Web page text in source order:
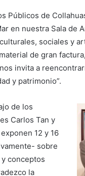
Públicos de
en nuestra Sala de
sociales y
de gran
invita a
y patrimonio”.
de los
Carlos Tan y
12 y 16
sobre
conceptos
la